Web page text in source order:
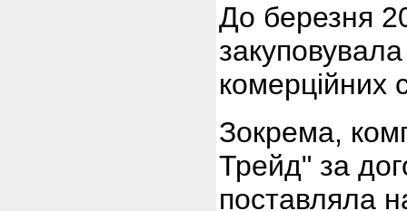
До березня
комерційних
Зокрема,
Трейд" за
поставляла